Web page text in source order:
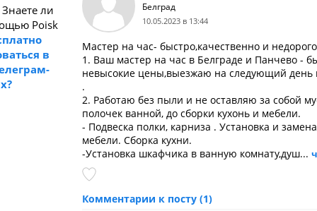
Знаете ли
Poisk
в
Белград
10.05.2023 в 13:44
Мастер на час- быстро,качественно и
1. Ваш мастер на час в Белграде и Панчево -
невысокие цены,выезжаю на следующий день
.
2. Работаю без пыли и не оставляю за собой
полочек ванной, до сборки кухонь и мебели.
- Подвеска полки, карниза . Установка и
мебели. Сборка кухни.
-Установка шкафчика в ванную комнату,душ...
Комментарии к посту (1)